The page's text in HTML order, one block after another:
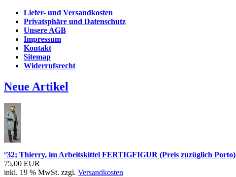
Liefer- und Versandkosten
Privatsphäre und Datenschutz
Unsere AGB
Impressum
Kontakt
Sitemap
Widerrufsrecht
Neue Artikel
°32; Thierry, im Arbeitskittel FERTIGFIGUR (Preis zuzüglich Porto)
75,00 EUR
inkl. 19 % MwSt. zzgl. Versandkosten